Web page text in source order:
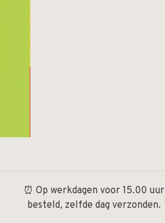
⏰ Op werkdagen voor 15.00 uur
besteld, zelfde dag verzonden.